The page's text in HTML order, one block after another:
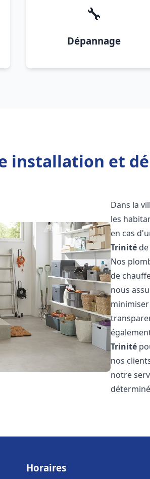
🔧
Dépannage
installation et
Dans la
les
en cas
Trinité
Nos
de
nous
Trinité
nos
notre
Horaires